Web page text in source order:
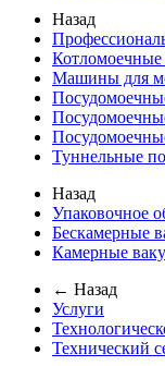
Назад
Машины для
Туннельные
Назад
Упаковочное
Бескамерные
Камерные
← Назад
Услуги
Технический